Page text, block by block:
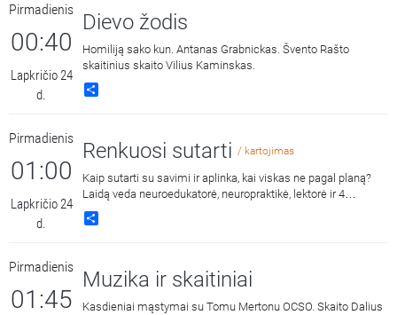
Pirmadienis
00:40
Lapkričio 24
d.
Dievo žodis
Homiliją sako kun. Antanas Grabnickas. Švento Rašto
skaitinius skaito Vilius Kaminskas.
Pirmadienis
01:00
Lapkričio 24
d.
Renkuosi sutarti / kartojimas
Kaip sutarti su savimi ir aplinka, kai viskas ne pagal planą?
Laidą veda neuroedukatorė, neuropraktikė, lektorė ir 4
sunų mama Joana Cironkaitė.
Pirmadienis
01:45
Muzika ir skaitiniai
Kasdieniai mąstymai su Tomu Mertonu OCSO. Skaito Dalius